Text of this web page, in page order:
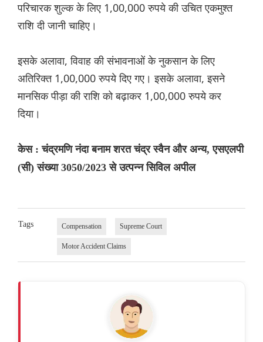
परिचारक शुल्क के लिए 1,00,000 रुपये की उचित एकमुश्त
राशि दी जानी चाहिए।
इसके अलावा, विवाह की संभावनाओं के नुकसान के लिए
अतिरिक्त 1,00,000 रुपये दिए गए। इसके अलावा, इसने
मानसिक पीड़ा की राशि को बढ़ाकर 1,00,000 रुपये कर
दिया।
केस : चंद्रमणि नंदा बनाम शरत चंद्र स्वैन और अन्य, एसएलपी
(सी) संख्या 3050/2023 से उत्पन्न सिविल अपील
Tags Compensation Supreme Court
Motor Accident Claims